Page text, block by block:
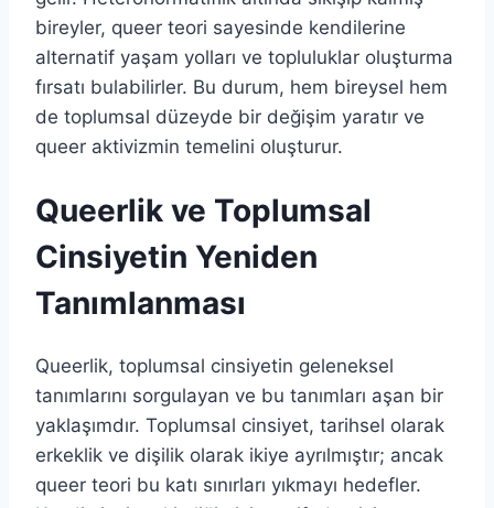
bireyler, queer teori sayesinde kendilerine
alternatif yaşam yolları ve topluluklar oluşturma
fırsatı bulabilirler. Bu durum, hem bireysel hem
de toplumsal düzeyde bir değişim yaratır ve
queer aktivizmin temelini oluşturur.
Queerlik ve Toplumsal
Cinsiyetin Yeniden
Tanımlanması
Queerlik, toplumsal cinsiyetin geleneksel
tanımlarını sorgulayan ve bu tanımları aşan bir
yaklaşımdır. Toplumsal cinsiyet, tarihsel olarak
erkeklik ve dişilik olarak ikiye ayrılmıştır; ancak
queer teori bu katı sınırları yıkmayı hedefler.